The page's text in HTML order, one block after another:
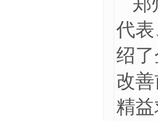
代
绍
改
精